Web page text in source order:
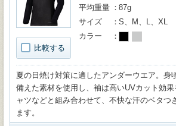
比較する
平均重量
87g
サイズ
S、M、L、XL
カラー
夏の日焼け対策に適したアンダーウエア。身
備えた素材を使用し、袖は高いUVカット効
ャツなどと組み合わせて、不快な汗のベタつ
ます。